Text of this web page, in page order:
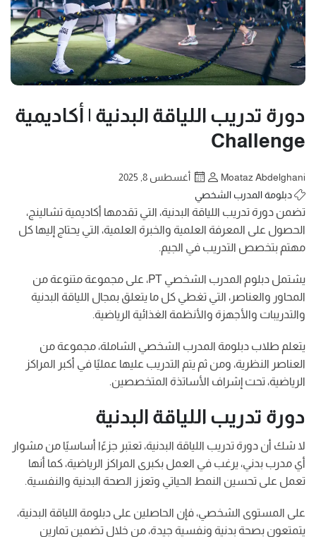
دورة تدريب اللياقة البدنية | أكاديمية
Challenge
Moataz Abdelghani
أغسطس 8, 2025
دبلومة المدرب الشخصي
تضمن دورة تدريب اللياقة البدنية، التي تقدمها أكاديمية تشالينج،
الحصول على المعرفة العلمية والخبرة العلمية، التي يحتاج إليها كل
مهتم بتخصص التدريب في الجيم.
يشتمل دبلوم المدرب الشخصي PT، على مجموعة متنوعة من
المحاور والعناصر، التي تغطي كل ما يتعلق بمجال اللياقة البدنية
والتدريبات والأجهزة والأنظمة الغذائية الرياضية.
يتعلم طلاب دبلومة المدرب الشخصي الشاملة، مجموعة من
العناصر النظرية، ومن ثم يتم التدريب عليها عمليًا في أكبر المراكز
الرياضية، تحت إشراف الأساتذة المتخصصين.
دورة تدريب اللياقة البدنية
لا شك أن دورة تدريب اللياقة البدنية، تعتبر جزءًا أساسيًا من مشوار
أي مدرب بدني، يرغب في العمل بكبرى المراكز الرياضية، كما أنها
تعمل على تحسين النمط الحياتي وتعزز الصحة البدنية والنفسية.
على المستوى الشخصي، فإن الحاصلين على دبلومة اللياقة البدنية،
يتمتعون بصحة بدنية ونفسية جيدة، من خلال تضمين تمارين